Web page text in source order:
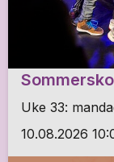
Uke 33:
10.08.2026